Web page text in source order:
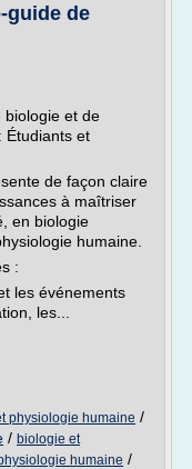
guide de
biologie et de
Étudiants et
de façon claire
à maîtriser
en biologie
humaine.
:
les événements
les...
physiologie humaine /
/ biologie et
humaine /